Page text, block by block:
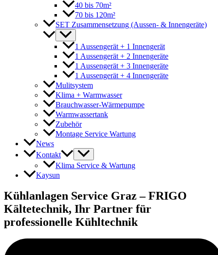
40 bis 70m²
70 bis 120m²
SET Zusammensetzung (Aussen- & Innengeräte)
1 Aussengerät + 1 Innengerät
1 Aussengerät + 2 Innengeräte
1 Aussengerät + 3 Innengeräte
1 Aussengerät + 4 Innengeräte
Mulitsystem
Klima + Warmwasser
Brauchwasser-Wärmepumpe
Warmwassertank
Zubehör
Montage Service Wartung
News
Kontakt
Klima Service & Wartung
Kaysun
Kühlanlagen Service Graz – FRIGO
Kältetechnik, Ihr Partner für
professionelle Kühltechnik